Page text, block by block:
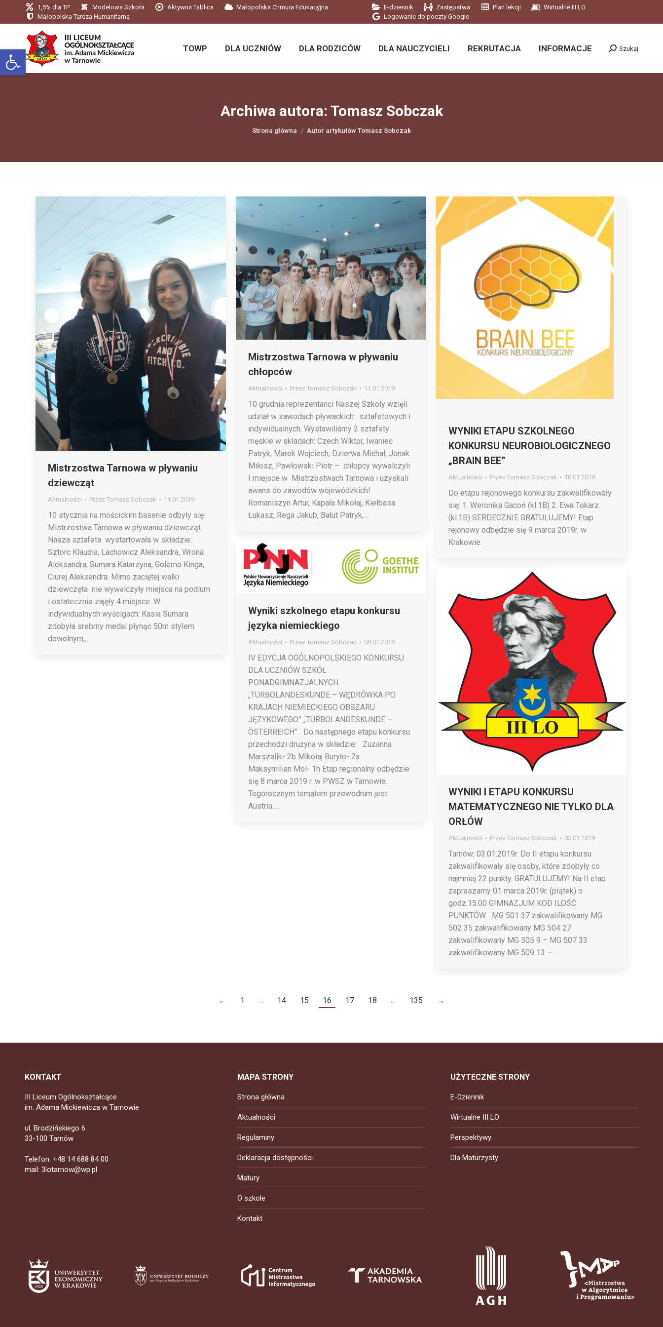
Otwórz pasek narzędzi
1,5% dla TP Modelowa Szkoła Aktywna Tablica
Małopolska Chmura Edukacyjna
Małopolska Tarcza Humanitarna
E-dziennik Zastępstwa Plan lekcji
Wirtualne III LO
Logowanie do poczty Google
TOWP DLA UCZNIÓW DLA RODZICÓW DLA NAUCZYCIELI REKRUTACJA INFORMACJE Szukaj:
Szukaj
Archiwa autora: Tomasz Sobczak
Jesteś tutaj:
Strona główna Autor artykułów Tomasz Sobczak
Mistrzostwa Tarnowa w pływaniu
dziewcząt
Aktualności Przez Tomasz Sobczak 11.01.2019
10 stycznia na mościckim basenie odbyły się
Mistrzostwa Tarnowa w pływaniu dziewcząt.
Nasza sztafeta wystartowała w składzie:
Sztorc Klaudia, Lachowicz Aleksandra, Wrona
Aleksandra, Sumara Katarzyna, Golemo Kinga,
Ciurej Aleksandra. Mimo zaciętej walki
dziewczęta nie wywalczyły miejsca na podium
i ostatecznie zajęły 4 miejsce. W
indywidualnych wyścigach: Kasia Sumara
zdobyła srebrny medal płynąc 50m stylem
dowolnym,…
Mistrzostwa Tarnowa w pływaniu
chłopców
Aktualności Przez Tomasz Sobczak 11.01.2019
10 grudnia reprezentanci Naszej Szkoły wzięli
udział w zawodach pływackich: sztafetowych i
indywidualnych. Wystawiliśmy 2 sztafety
męskie w składach: Czech Wiktor, Iwaniec
Patryk, Marek Wojciech, Dzierwa Michał, Jonak
Miłosz, Pawłowski Piotr – chłopcy wywalczyli
I miejsce w Mistrzostwach Tarnowa i uzyskali
awans do zawodów wojewódzkich!
Romaniszyn Artur, Kapała Mikołaj, Kiełbasa
Łukasz, Rega Jakub, Bałut Patryk,…
WYNIKI ETAPU SZKOLNEGO
KONKURSU NEUROBIOLOGICZNEGO
„BRAIN BEE”
Aktualności Przez Tomasz Sobczak 10.01.2019
Do etapu rejonowego konkursu zakwalifikowały
się: 1. Weronika Gacoń (kl.1B) 2. Ewa Tokarz
(kl.1B) SERDECZNIE GRATULUJEMY! Etap
rejonowy odbędzie się 9 marca 2019r. w
Krakowie.
Wyniki szkolnego etapu konkursu
języka niemieckiego
Aktualności Przez Tomasz Sobczak 09.01.2019
IV EDYCJA OGÓLNOPOLSKIEGO KONKURSU
DLA UCZNIÓW SZKÓŁ
PONADGIMNAZJALNYCH
„TURBOLANDESKUNDE – WĘDRÓWKA PO
KRAJACH NIEMIECKIEGO OBSZARU
JĘZYKOWEGO” „TURBOLANDESKUNDE –
ÖSTERREICH” Do następnego etapu konkursu
przechodzi drużyna w składzie: Zuzanna
Marszalik- 2b Mikołaj Buryło- 2a
Maksymilian Mol- 1h Etap regionalny odbędzie
się 8 marca 2019 r. w PWSZ w Tarnowie.
Tegorocznym tematem przewodnim jest
Austria.…
WYNIKI I ETAPU KONKURSU
MATEMATYCZNEGO NIE TYLKO DLA
ORŁÓW
Aktualności Przez Tomasz Sobczak 03.01.2019
Tarnów; 03.01.2019r. Do II etapu konkursu
zakwalifikowały się osoby, które zdobyły co
najmniej 22 punkty. GRATULUJEMY! Na II etap
zapraszamy 01 marca 2019r. (piątek) o
godz.15.00 GIMNAZJUM KOD ILOŚĆ
PUNKTÓW MG 501 37 zakwalifikowany MG
502 35 zakwalifikowany MG 504 27
zakwalifikowany MG 505 9 – MG 507 33
zakwalifikowany MG 509 13 –…
← 1 … 14 15 16 17 18 … 135 →
KONTAKT
III Liceum Ogólnokształcące
im. Adama Mickiewicza w Tarnowie
ul. Brodzińskiego 6
33-100 Tarnów
Telefon: +48 14 688 84 00
mail: 3lotarnow@wp.pl
MAPA STRONY
Strona główna
Aktualności
Regulaminy
Deklaracja dostępności
Matury
O szkole
Kontakt
UŻYTECZNE STRONY
E-Dziennik
Wirtualne III LO
Perspektywy
Dla Maturzysty
DLA NAUCZYCIELI REKRUTACJA